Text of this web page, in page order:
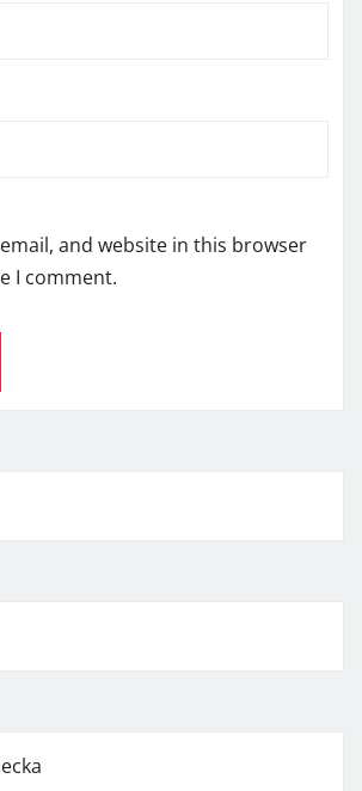
and website in this browser
I comment.